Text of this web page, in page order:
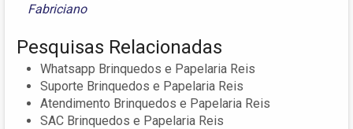
Fabriciano
Pesquisas Relacionadas
Whatsapp Brinquedos e Papelaria Reis‎
Suporte Brinquedos e Papelaria Reis‎
Atendimento Brinquedos e Papelaria Reis‎
SAC Brinquedos e Papelaria Reis‎